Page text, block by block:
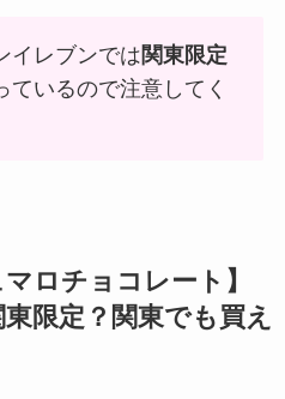
イレブンでは関東限定
ているので注意してく
ロチョコレート】
限定？関東でも買え